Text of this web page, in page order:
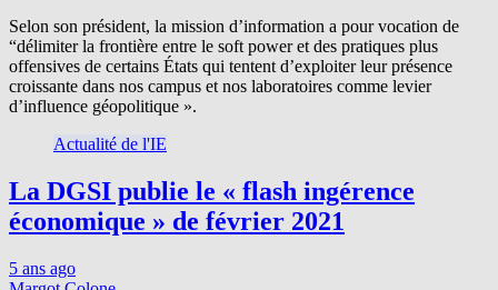
Selon son président, la mission d’information a pour vocation de
“délimiter la frontière entre le soft power et des pratiques plus
offensives de certains États qui tentent d’exploiter leur présence
croissante dans nos campus et nos laboratoires comme levier
d’influence géopolitique ».
Actualité de l'IE
La DGSI publie le « flash ingérence
économique » de février 2021
5 ans ago